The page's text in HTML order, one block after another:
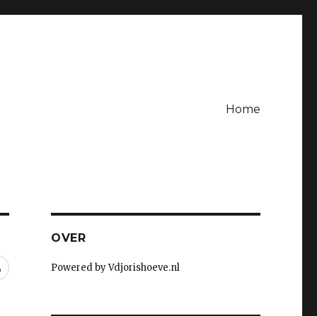
Home
RSS
OVER
Powered by Vdjorishoeve.nl